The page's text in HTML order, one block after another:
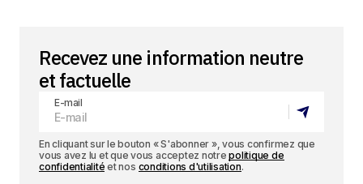
Recevez une information neutre
et factuelle
E-mail
En cliquant sur le bouton « S'abonner », vous confirmez que
vous avez lu et que vous acceptez notrepolitique de
confidentialité et nos conditions d'utilisation.